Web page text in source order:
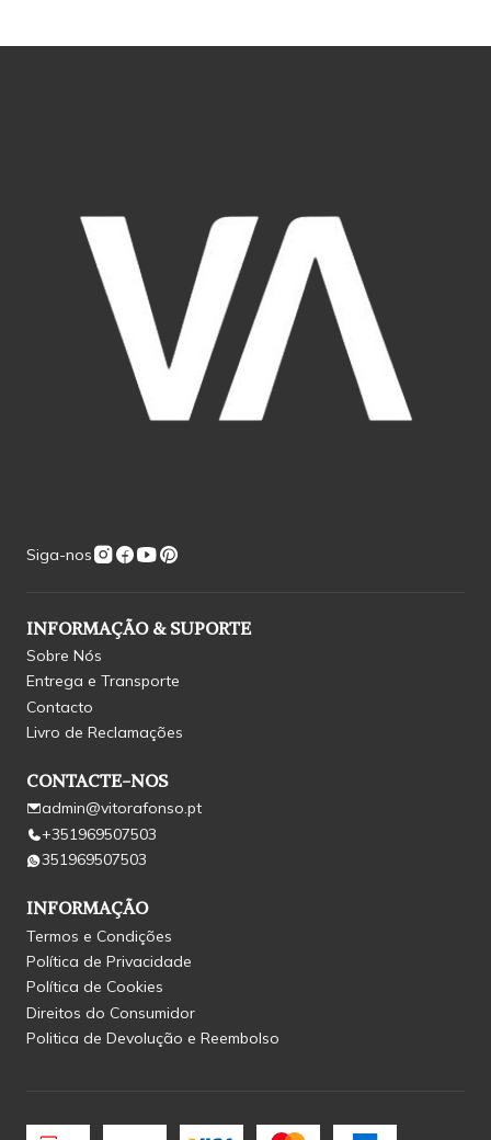
Siga-nos
INFORMAÇÃO & SUPORTE
Sobre Nós
Entrega e Transporte
Contacto
Livro de Reclamações
CONTACTE-NOS
admin@vitorafonso.pt
+351969507503
351969507503
INFORMAÇÃO
Termos e Condições
Política de Privacidade
Política de Cookies
Direitos do Consumidor
Politica de Devolução e Reembolso